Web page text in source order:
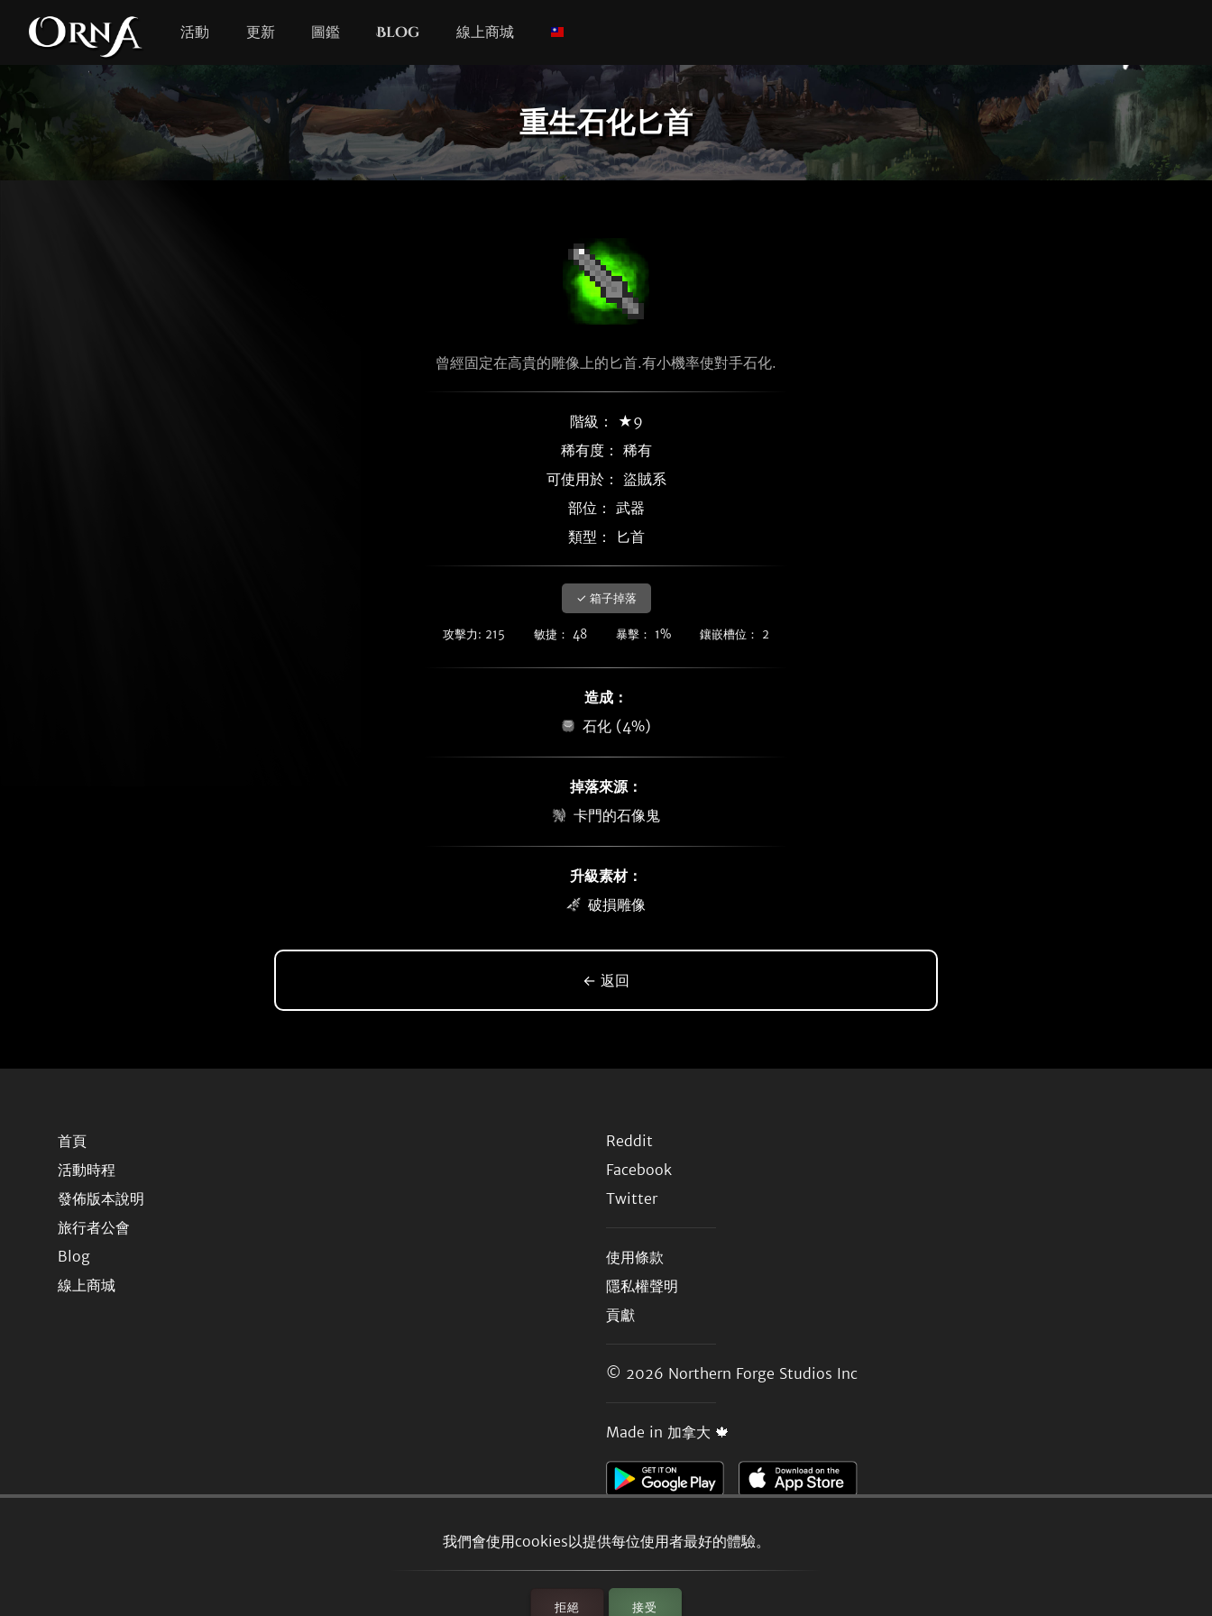
活動 更新 圖鑑 Blog 線上商城
重生石化匕首
我們會使用cookies以提供每位使用者最好的體驗。
拒絕 接受
曾經固定在高貴的雕像上的匕首.有小機率使對手石化.
階級： ★9
稀有度： 稀有
可使用於： 盜賊系
部位： 武器
類型： 匕首
✓ 箱子掉落
攻擊力: 215 敏捷： 48 暴擊： 1% 鑲嵌槽位： 2
造成：
石化 (4%)
掉落來源：
卡門的石像鬼
升級素材：
破損雕像
← 返回
首頁
活動時程
發佈版本說明
旅行者公會
Blog
線上商城
Reddit
Facebook
Twitter
使用條款
隱私權聲明
貢獻
© 2026 Northern Forge Studios Inc
Made in 加拿大 🍁